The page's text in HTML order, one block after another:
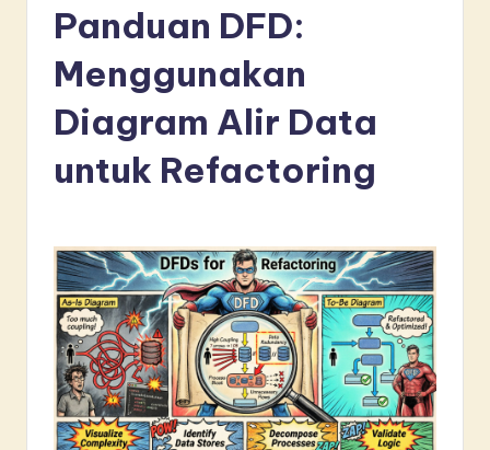
A
si
Panduan DFD:
Menggunakan
Diagram Alir Data
untuk Refactoring